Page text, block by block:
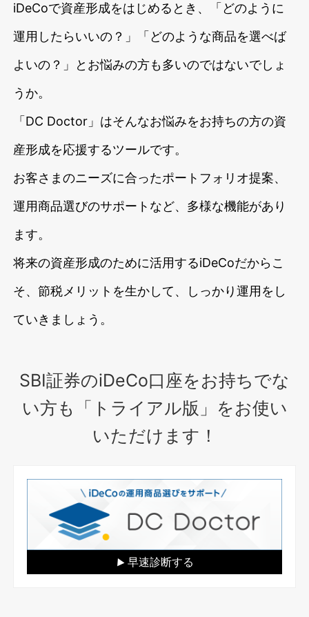
iDeCoで資産形成をはじめるとき、「どのように
運用したらいいの？」「どのような商品を選べば
よいの？」とお悩みの方も多いのではないでしょ
うか。
「DC Doctor」はそんなお悩みをお持ちの方の資
産形成を応援するツールです。
お客さまのニーズに合ったポートフォリオ提案、
運用商品選びのサポートなど、多様な機能があり
ます。
将来の資産形成のために活用するiDeCoだからこ
そ、節税メリットを生かして、しっかり運用をし
ていきましょう。
SBI証券のiDeCo口座をお持ちでな
い方も「トライアル版」をお使い
いただけます！
早速診断する